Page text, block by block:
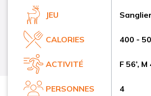
JEU Sanglier
CALORIES 400 -
ACTIVITÉ F 56’, M
PERSONNES 4